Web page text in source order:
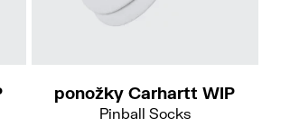
ponožky Carhartt WIP
Pinball Socks